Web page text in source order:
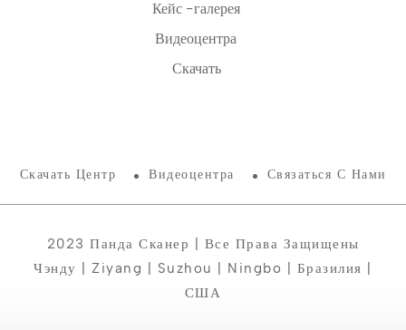
Кейс -галерея
Видеоцентра
Скачать
Скачать Центр Видеоцентра Связаться С Нами
2023 Панда Сканер | Все Права Защищены
Чэнду | Ziyang | Suzhou | Ningbo | Бразилия |
США